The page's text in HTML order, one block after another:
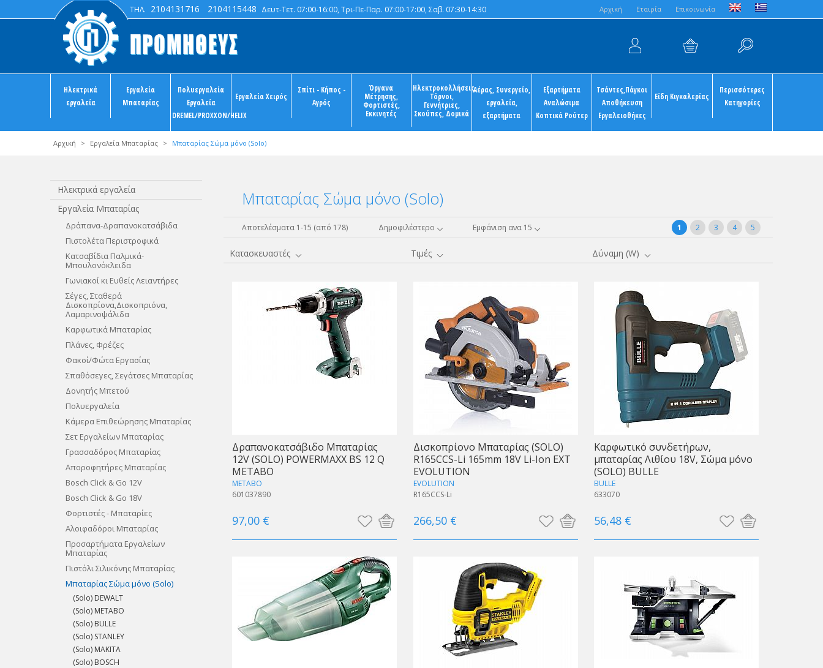
Aρχική Εταιρία Επικοινωνία
ΤΗΛ. 2104131716 2104115448 Δευτ-Τετ. 07:00-16:00, Τρι-Πε-Παρ. 07:00-17:00, Σαβ. 07:30-14:30
Ηλεκτρικά
εργαλεία
Εργαλεία
Μπαταρίας
Πολυεργαλεία
Εργαλεία
DREMEL/PROXXON/HELIX
Εργαλεία Χειρός
Σπίτι - Κήπος -
Αγρός
Όργανα
Μέτρησης,
Φορτιστές,
Εκκινητές
Ηλεκτροκολλήσεις,
Τόρνοι,
Γεννήτριες,
Σκούπες, Δομικά
Αέρας, Συνεργείο,
εργαλεία,
εξαρτήματα
Εξαρτήματα
Αναλώσιμα
Κοπτικά Ρούτερ
Τσάντες,Πάγκοι
Αποθήκευση
Εργαλειοθήκες
Είδη Κιγκαλερίας
Περισσότερες
Κατηγορίες
Αρχική > Εργαλεία Μπαταρίας > Μπαταρίας Σώμα μόνο (Solo)
Ηλεκτρικά εργαλεία
Εργαλεία Μπαταρίας
Δράπανα-Δραπανοκατσάβιδα
Πιστολέτα Περιστροφικά
Κατσαβίδια Παλμικά-
Μπουλονόκλειδα
Γωνιακοί κι Ευθείς Λειαντήρες
Σέγες, Σταθερά
Δισκοπρίονα,Δισκοπριόνα,
Λαμαρινοψάλιδα
Καρφωτικά Μπαταρίας
Πλάνες, Φρέζες
Φακοί/Φώτα Εργασίας
Σπαθόσεγες, Σεγάτσες Μπαταρίας
Δονητής Μπετού
Πολυεργαλεία
Κάμερα Επιθεώρησης Μπαταρίας
Σετ Εργαλείων Μπαταρίας
Γρασσαδόρος Μπαταρίας
Αποροφητήρες Μπαταρίας
Bosch Click & Go 12V
Bosch Click & Go 18V
Φορτιστές - Μπαταρίες
Αλοιφαδόροι Μπαταρίας
Προσαρτήματα Εργαλείων
Μπαταρίας
Πιστόλι Σιλικόνης Μπαταρίας
Μπαταρίας Σώμα μόνο (Solo)
(Solo) DEWALT
(Solo) METABO
(Solo) BULLE
(Solo) STANLEY
(Solo) MAKITA
(Solo) BOSCH
Μπαταρίας Σώμα μόνο (Solo)
Αποτελέσματα 1-15 (από 178) Δημοφιλέστερο Εμφάνιση ανα 15 1 2 3 4 5
Κατασκευαστές Τιμές Δύναμη (W)
Δραπανοκατσάβιδο Μπαταρίας
12V (SOLO) POWERMAXX BS 12 Q
METABO
METABO
601037890
97,00 €
Δισκοπρίονο Μπαταρίας (SOLO)
R165CCS-Li 165mm 18V Li-Ion EXT
EVOLUTION
EVOLUTION
R165CCS-Li
266,50 €
Καρφωτικό συνδετήρων,
μπαταρίας Λιθίου 18V, Σώμα μόνο
(SOLO) BULLE
BULLE
633070
56,48 €